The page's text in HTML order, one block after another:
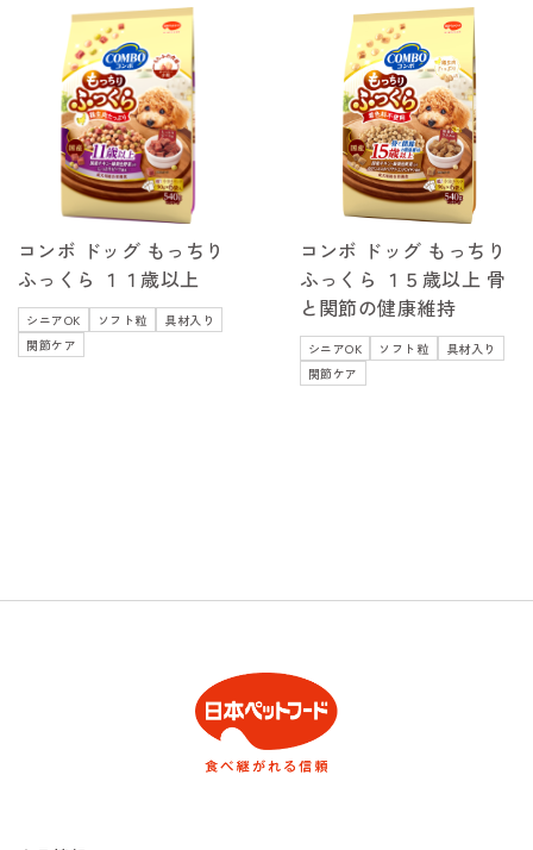
コンボ ドッグ もっちり
ふっくら １１歳以上
シニアOK ソフト粒
具材入り
関節ケア
コンボ ドッグ もっちり
ふっくら １５歳以上 骨
と関節の健康維持
シニアOK ソフト粒
具材入り
関節ケア